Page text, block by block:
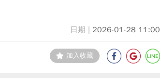
2026-01-28 11:00
加入收藏